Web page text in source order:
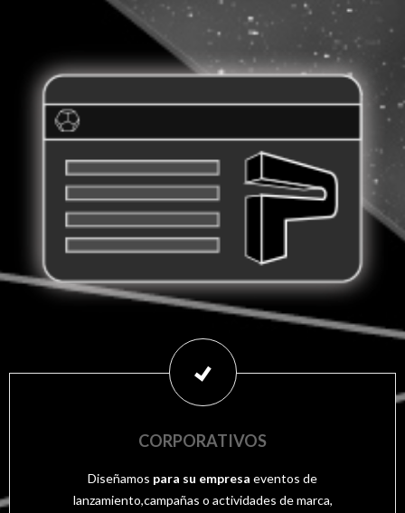
CORPORATIVOS
Diseñamos para su empresa eventos de
lanzamiento,campañas o actividades de marca,